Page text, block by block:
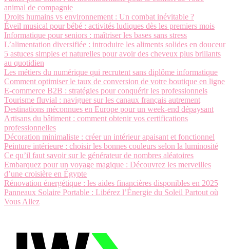
animal de compagnie
Droits humains vs environnement : Un combat inévitable ?
Éveil musical pour bébé : activités ludiques dès les premiers mois
Informatique pour seniors : maîtriser les bases sans stress
L’alimentation diversifiée : introduire les aliments solides en douceur
5 astuces simples et naturelles pour avoir des cheveux plus brillants
au quotidien
Les métiers du numérique qui recrutent sans diplôme informatique
Comment optimiser le taux de conversion de votre boutique en ligne
E-commerce B2B : stratégies pour conquérir les professionnels
Tourisme fluvial : naviguer sur les canaux français autrement
Destinations méconnues en Europe pour un week-end dépaysant
Artisans du bâtiment : comment obtenir vos certifications
professionnelles
Décoration minimaliste : créer un intérieur apaisant et fonctionnel
Peinture intérieure : choisir les bonnes couleurs selon la luminosité
Ce qu’il faut savoir sur le générateur de nombres aléatoires
Embarquez pour un voyage magique : Découvrez les merveilles
d’une croisière en Égypte
Rénovation énergétique : les aides financières disponibles en 2025
Panneaux Solaire Portable : Libérez l’Énergie du Soleil Partout où
Vous Allez